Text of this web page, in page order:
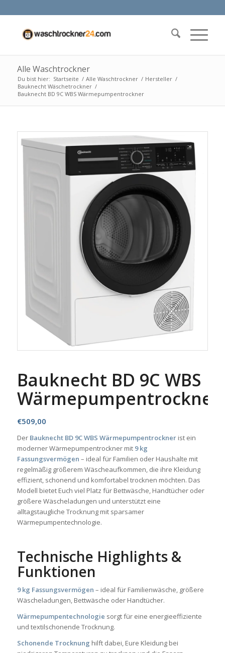
Alle Waschtrockner
Du bist hier: Startseite / Alle Waschtrockner / Hersteller /
Bauknecht Wäschetrockner /
Bauknecht BD 9C WBS Wärmepumpentrockner
Bauknecht BD 9C WBS
Wärmepumpentrockner
€509,00
Der Bauknecht BD 9C WBS Wärmepumpentrocknerist ein
moderner Wärmepumpentrockner mit 9 kg
Fassungsvermögen – ideal für Familien oder Haushalte mit
regelmäßig größerem Wäscheaufkommen, die ihre Kleidung
effizient, schonend und komfortabel trocknen möchten. Das
Modell bietet Euch viel Platz für Bettwäsche, Handtücher oder
größere Wäscheladungen und unterstützt eine
alltagstaugliche Trocknung mit sparsamer
Wärmepumpentechnologie.
Technische Highlights &
Funktionen
9 kg Fassungsvermögen – ideal für Familienwäsche, größere
Wäscheladungen, Bettwäsche oder Handtücher.
Wärmepumpentechnologie sorgt für eine energieeffiziente
und textilschonende Trocknung.
Schonende Trocknung hilft dabei, Eure Kleidung bei